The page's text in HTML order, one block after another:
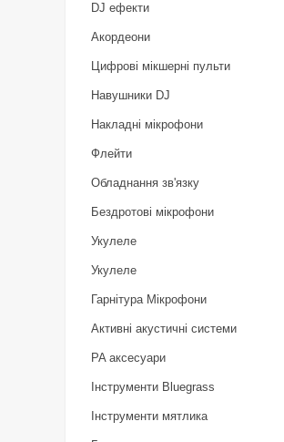
DJ ефекти
Акордеони
Цифрові мікшерні пульти
Навушники DJ
Накладні мікрофони
Флейти
Обладнання зв'язку
Бездротові мікрофони
Укулеле
Укулеле
Гарнітура Мікрофони
Активні акустичні системи
PA аксесуари
Інструменти Bluegrass
Інструменти мятлика